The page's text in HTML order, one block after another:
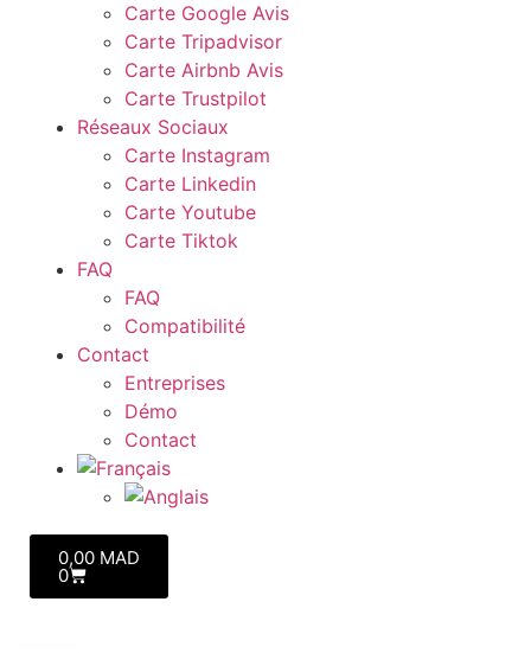
Carte Google Avis
Carte Tripadvisor
Carte Airbnb Avis
Carte Trustpilot
Réseaux Sociaux
Carte Instagram
Carte Linkedin
Carte Youtube
Carte Tiktok
FAQ
FAQ
Compatibilité
Contact
Entreprises
Démo
Contact
0,00 MAD
0